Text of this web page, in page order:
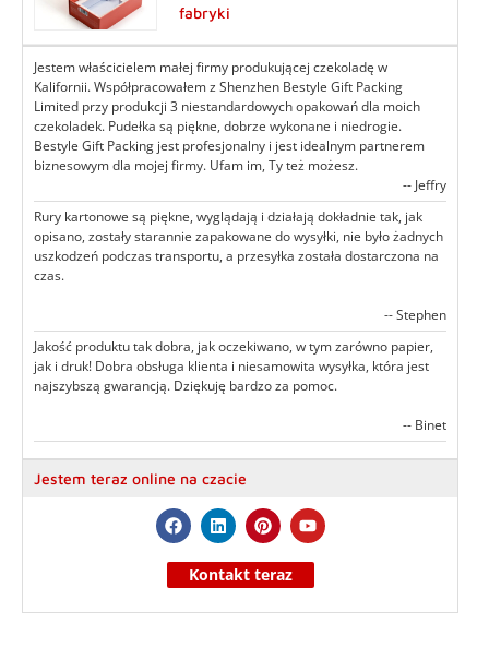
fabryki
Jestem właścicielem małej firmy produkującej czekoladę w
Kalifornii. Współpracowałem z Shenzhen Bestyle Gift Packing
Limited przy produkcji 3 niestandardowych opakowań dla moich
czekoladek. Pudełka są piękne, dobrze wykonane i niedrogie.
Bestyle Gift Packing jest profesjonalny i jest idealnym partnerem
biznesowym dla mojej firmy. Ufam im, Ty też możesz.
-- Jeffry
Rury kartonowe są piękne, wyglądają i działają dokładnie tak, jak
opisano, zostały starannie zapakowane do wysyłki, nie było żadnych
uszkodzeń podczas transportu, a przesyłka została dostarczona na
czas.
-- Stephen
Jakość produktu tak dobra, jak oczekiwano, w tym zarówno papier,
jak i druk! Dobra obsługa klienta i niesamowita wysyłka, która jest
najszybszą gwarancją. Dziękuję bardzo za pomoc.
-- Binet
Jestem teraz online na czacie
Kontakt teraz